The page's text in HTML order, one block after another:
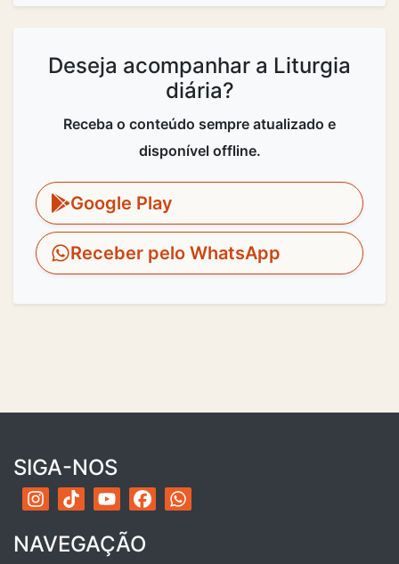
Deseja acompanhar a Liturgia
diária?
Receba o conteúdo sempre atualizado e
disponível offline.
Google Play
Receber pelo WhatsApp
SIGA-NOS
NAVEGAÇÃO